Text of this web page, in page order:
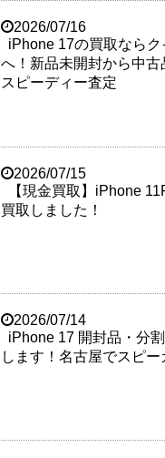
2026/07/16
iPhone 17の買取なら
へ！新品未開封から中
スピーディー査定
2026/07/15
【現金買取】iPhone
買取しました！
2026/07/14
iPhone 17 開封品・分
します！名古屋でスピー